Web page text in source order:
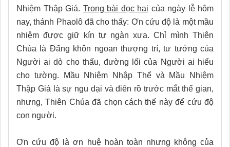
Nhiệm Thập Giá. Trong bài đọc hai của ngày lễ hôm
nay, thánh Phaolô đã cho thấy: Ơn cứu độ là một mầu
nhiệm được giữ kín tự ngàn xưa. Chỉ mình Thiên
Chúa là Đấng khôn ngoan thượng trí, tư tưởng của
Người ai dò cho thấu, đường lối của Người ai hiểu
cho tường. Mầu Nhiệm Nhập Thể và Mầu Nhiệm
Thập Giá là sự ngu dại và điên rồ trước mắt thế gian,
nhưng, Thiên Chúa đã chọn cách thế này để cứu độ
con người.
Ơn cứu độ là ơn huệ hoàn toàn nhưng không của